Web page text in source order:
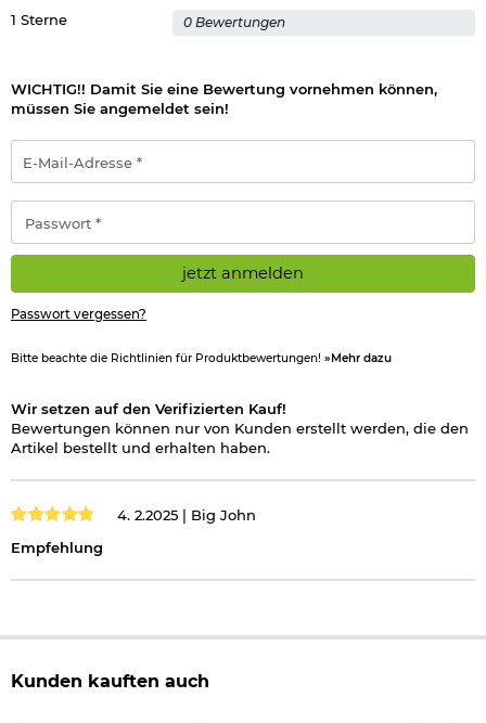
Verantwortliche Person für die EU
1 Sterne 0 Bewertungen
WICHTIG!! Damit Sie eine Bewertung vornehmen können,
müssen Sie angemeldet sein!
E-
Mail-
Adresse
*Passwort
jetzt anmelden
Passwort vergessen?
Bitte beachte die Richtlinien für Produktbewertungen! »Mehr dazu
Wir setzen auf den Verifizierten Kauf!
Bewertungen können nur von Kunden erstellt werden, die den
Artikel bestellt und erhalten haben.
4. 2.2025 | Big John
Empfehlung
Kunden kauften auch